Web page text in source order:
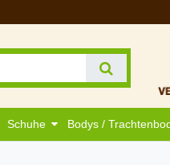
Schuhe Bodys /